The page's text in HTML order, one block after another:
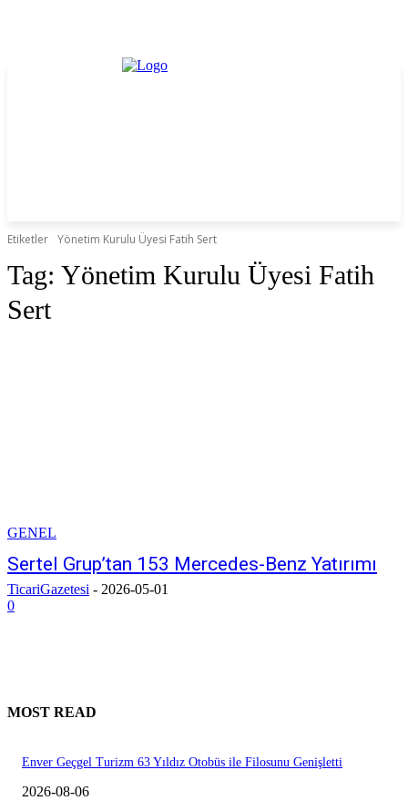
Etiketler Yönetim Kurulu Üyesi Fatih Sert
Tag: Yönetim Kurulu Üyesi Fatih
Sert
GENEL
Sertel Grup’tan 153 Mercedes-Benz Yatırımı
TicariGazetesi - 2026-05-01
0
MOST READ
Enver Geçgel Turizm 63 Yıldız Otobüs ile Filosunu Genişletti
2026-08-06